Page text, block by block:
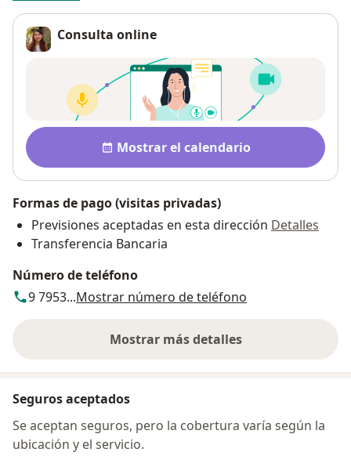
Consulta online
Disponibilidad
Mostrar el calendario
Formas de pago (visitas privadas)
Previsiones aceptadas en esta dirección Detalles
Transferencia Bancaria
Número de teléfono
9 7953...Mostrar número de teléfono
Mostrar más detalles
sobre la dirección
Seguros aceptados
Se aceptan seguros, pero la cobertura varía según la
ubicación y el servicio.